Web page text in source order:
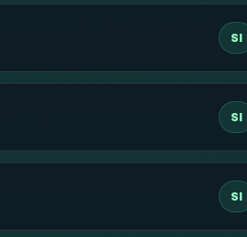
SI
SI
SI